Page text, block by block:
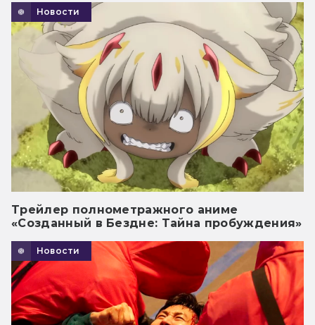
Новости
Трейлер полнометражного аниме
«Созданный в Бездне: Тайна пробуждения»
Новости